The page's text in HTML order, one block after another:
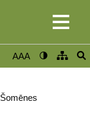
AAA
Šomēnes